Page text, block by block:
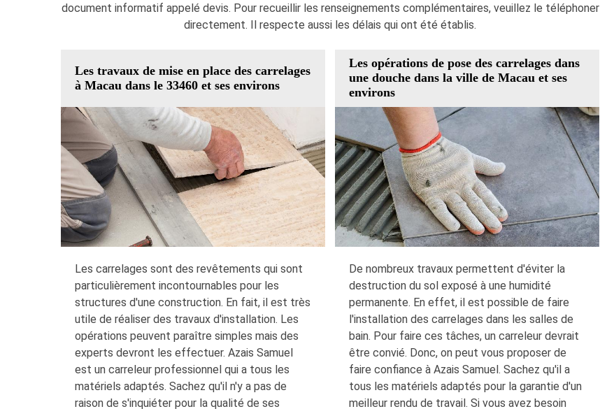
document informatif appelé devis. Pour recueillir les renseignements complémentaires, veuillez le téléphoner
directement. Il respecte aussi les délais qui ont été établis.
Les travaux de mise en place des carrelages
à Macau dans le 33460 et ses environs
Les carrelages sont des revêtements qui sont
particulièrement incontournables pour les
structures d'une construction. En fait, il est très
utile de réaliser des travaux d'installation. Les
opérations peuvent paraître simples mais des
experts devront les effectuer. Azais Samuel
est un carreleur professionnel qui a tous les
matériels adaptés. Sachez qu'il n'y a pas de
raison de s'inquiéter pour la qualité de ses
Les opérations de pose des carrelages dans
une douche dans la ville de Macau et ses
environs
De nombreux travaux permettent d'éviter la
destruction du sol exposé à une humidité
permanente. En effet, il est possible de faire
l'installation des carrelages dans les salles de
bain. Pour faire ces tâches, un carreleur devrait
être convié. Donc, on peut vous proposer de
faire confiance à Azais Samuel. Sachez qu'il a
tous les matériels adaptés pour la garantie d'un
meilleur rendu de travail. Si vous avez besoin